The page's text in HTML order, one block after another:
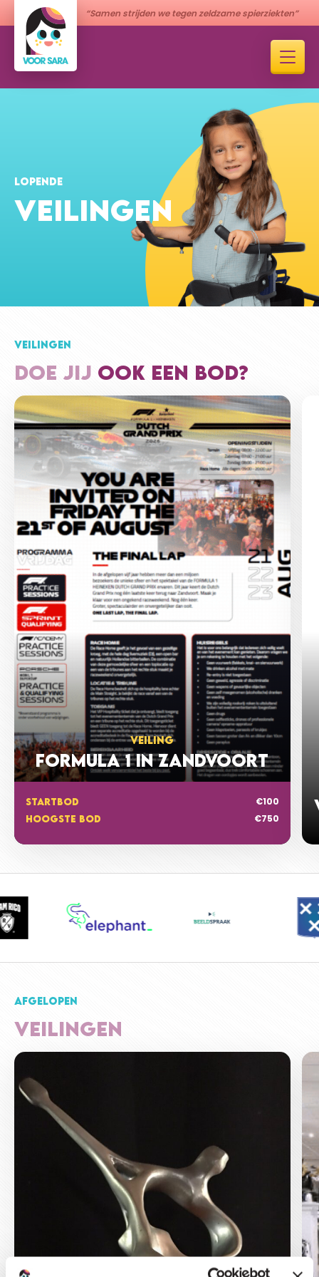
“Samen strijden we tegen zeldzame spierziekten”
LOPENDE
VEILINGEN
VEILINGEN
DOE JIJ OOK EEN BOD?
VEILING
FORMULA 1 IN ZANDVOORT
STARTBOD €100
HOOGSTE BOD €750
AFGELOPEN
VEILINGEN